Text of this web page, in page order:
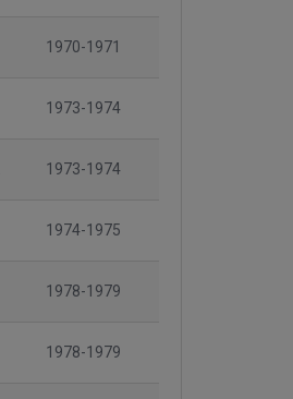
1970-1971
1973-1974
1973-1974
1974-1975
1978-1979
1978-1979